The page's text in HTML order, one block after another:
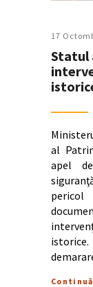
17
Statul
al
apel